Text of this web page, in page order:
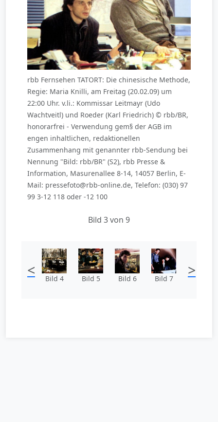
rbb Fernsehen TATORT: Die chinesische Methode,
Regie: Maria Knilli, am Freitag (20.02.09) um
22:00 Uhr. v.li.: Kommissar Leitmayr (Udo
Wachtveitl) und Roeder (Karl Friedrich) © rbb/BR,
honorarfrei - Verwendung gem§ der AGB im
engen inhaltlichen, redaktionellen
Zusammenhang mit genannter rbb-Sendung bei
Nennung "Bild: rbb/BR" (S2), rbb Presse &
Information, Masurenallee 8-14, 14057 Berlin, E-
Mail: pressefoto@rbb-online.de, Telefon: (030) 97
99 3-12 118 oder -12 100
Bild 3 von 9
< Bild 4 Bild 5 Bild 6 Bild 7 >